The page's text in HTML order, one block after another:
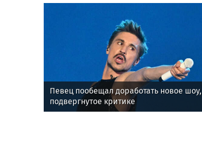
Певец пообещал доработать новое шоу,
подвергнутое критике